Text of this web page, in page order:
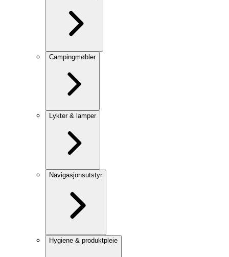
Campingmøbler
Lykter & lamper
Navigasjonsutstyr
Hygiene & produktpleie